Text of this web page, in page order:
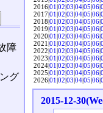
2016|01|02|03|04|05|06|
2017|01|02|03|04|05|06|
2018|01|02|03|04|05|06|
2019|01|02|03|04|05|06|
2020|01|02|03|04|05|06|
2021|01|02|03|04|05|06|
2022|01|02|03|04|05|06|
2023|01|02|03|04|05|06|
2024|01|02|03|04|05|06|
2025|01|02|03|04|05|06|
2026|01|02|03|04|05|06|
2015-12-
障
グ